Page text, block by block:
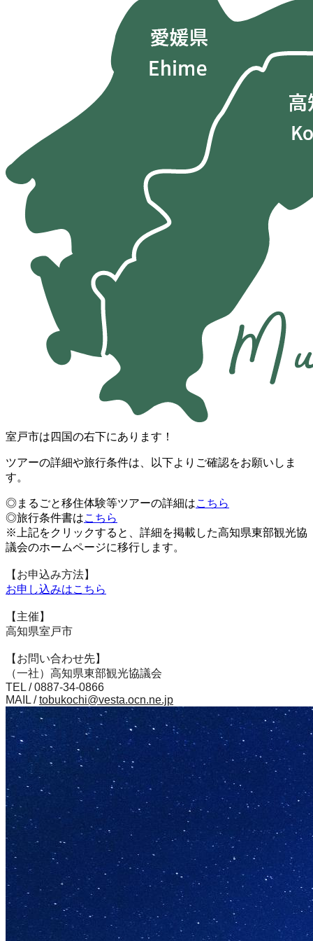
室戸市は四国の右下にあります！
ツアーの詳細や旅行条件は、以下よりご確認をお願いしま
す。
◎まるごと移住体験等ツアーの詳細はこちら
◎旅行条件書はこちら
※上記をクリックすると、詳細を掲載した高知県東部観光協
議会のホームページに移行します。
【お申込み方法】
お申し込みはこちら
【主催】
高知県室戸市
【お問い合わせ先】
（一社）高知県東部観光協議会
TEL / 0887-34-0866
MAIL /tobukochi@vesta.ocn.ne.jp